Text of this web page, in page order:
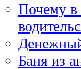
Почему в
Баня из